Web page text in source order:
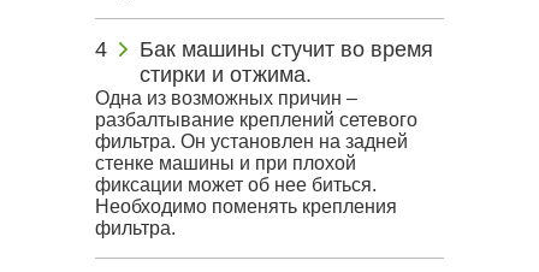
Бак машины стучит во время
стирки и отжима.
Одна из возможных причин –
разбалтывание креплений сетевого
фильтра. Он установлен на задней
стенке машины и при плохой
фиксации может об нее биться.
Необходимо поменять крепления
фильтра.